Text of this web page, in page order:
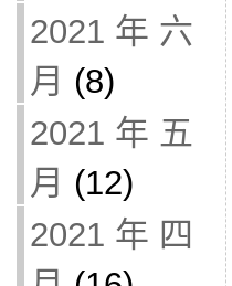
2021 年 六
月 (8)
2021 年 五
月 (12)
2021 年 四